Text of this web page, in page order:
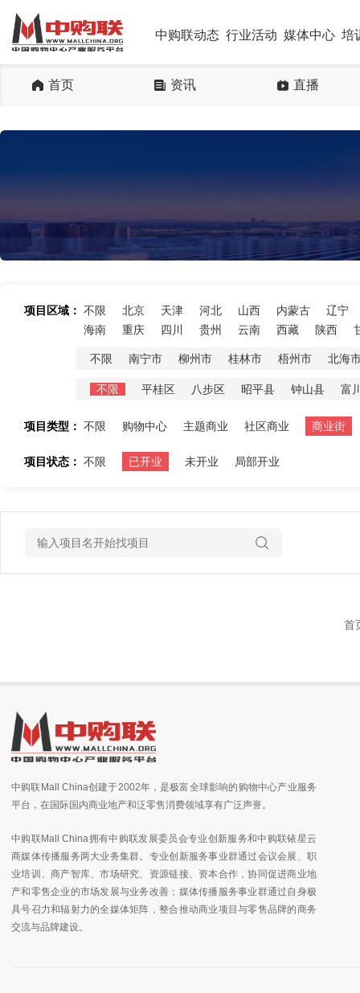
中购联动态 行业活动 媒体中心 培
首页 资讯 直播
项目区域： 不限 北京 天津 河北 山西 内蒙古
辽宁
海南
重庆 四川 贵州 云南 西藏 陕西
不限 南宁市 柳州市 桂林市 梧州市 北海
不限 平桂区 八步区 昭平县 钟山县 富
项目类型： 不限 购物中心 主题商业 社区商业 商业街
项目状态： 不限 已开业 未开业 局部开业
首
中购联Mall China创建于2002年，是极富全球影响的购物中心产业服务
平台，在国际国内商业地产和泛零售消费领域享有广泛声誉。
中购联Mall China拥有中购联发展委员会专业创新服务和中购联铱星云
商媒体传播服务两大业务集群。专业创新服务事业群通过会议会展、职
业培训、商产智库、市场研究、资源链接、资本合作，协同促进商业地
产和零售企业的市场发展与业务改善；媒体传播服务事业群通过自身极
具号召力和辐射力的全媒体矩阵，整合推动商业项目与零售品牌的商务
交流与品牌建设。